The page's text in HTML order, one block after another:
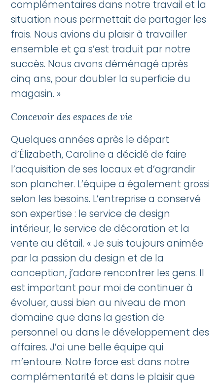
complémentaires dans notre travail et la
situation nous permettait de partager les
frais. Nous avions du plaisir à travailler
ensemble et ça s’est traduit par notre
succès. Nous avons déménagé après
cinq ans, pour doubler la superficie du
magasin. »
Concevoir des espaces de vie
Quelques années après le départ
d’Élizabeth, Caroline a décidé de faire
l’acquisition de ses locaux et d’agrandir
son plancher. L’équipe a également grossi
selon les besoins. L’entreprise a conservé
son expertise : le service de design
intérieur, le service de décoration et la
vente au détail. « Je suis toujours animée
par la passion du design et de la
conception, j’adore rencontrer les gens. Il
est important pour moi de continuer à
évoluer, aussi bien au niveau de mon
domaine que dans la gestion de
personnel ou dans le développement des
affaires. J’ai une belle équipe qui
m’entoure. Notre force est dans notre
complémentarité et dans le plaisir que